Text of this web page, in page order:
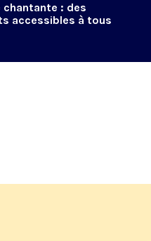
: des
accessibles à tous